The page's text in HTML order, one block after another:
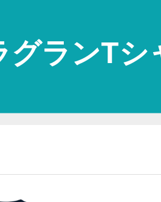
グランTシ